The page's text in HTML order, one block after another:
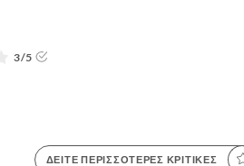
3/5
ΔΕΊΤΕ ΠΕΡΙΣΣΌΤΕΡΕΣ ΚΡΙΤΙΚΈΣ